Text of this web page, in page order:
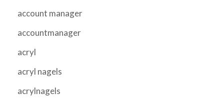
account manager
accountmanager
acryl
acryl nagels
acrylnagels